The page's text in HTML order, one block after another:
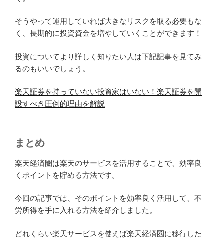
そうやって運用していれば大きなリスクを取る必要もな
く、長期的に投資資金を増やしていくことができます！
投資についてより詳しく知りたい人は下記記事を見てみ
るのもいいでしょう。
楽天証券を持っていない投資家はいない！楽天証券を開
設すべき圧倒的理由を解説
まとめ
楽天経済圏は楽天のサービスを活用することで、効率良
くポイントを貯める方法です。
今回の記事では、そのポイントを効率良く活用して、不
労所得を手に入れる方法を紹介しました。
どれくらい楽天サービスを使えば楽天経済圏に移行した